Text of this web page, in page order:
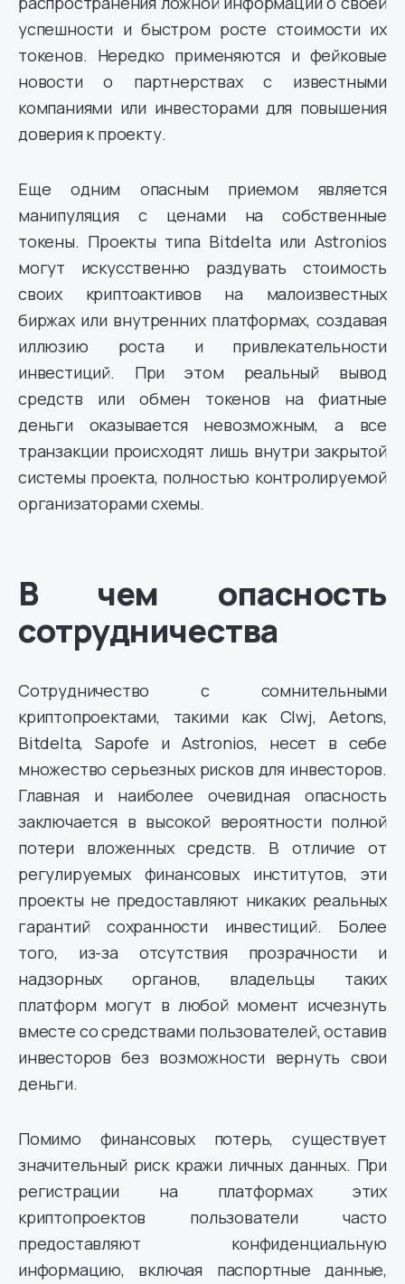
успешности и быстром росте стоимости их
токенов. Нередко применяются и фейковые
новости о партнерствах с известными
компаниями или инвесторами для повышения
доверия к проекту.
Еще одним опасным приемом является
манипуляция с ценами на собственные
токены. Проекты типа Bitdelta или Astronios
могут искусственно раздувать стоимость
своих криптоактивов на малоизвестных
биржах или внутренних платформах, создавая
иллюзию роста и привлекательности
инвестиций. При этом реальный вывод
средств или обмен токенов на фиатные
деньги оказывается невозможным, а все
транзакции происходят лишь внутри закрытой
системы проекта, полностью контролируемой
организаторами схемы.
В чем опасность
сотрудничества
Сотрудничество с сомнительными
криптопроектами, такими как Clwj, Aetons,
Bitdelta, Sapofe и Astronios, несет в себе
множество серьезных рисков для инвесторов.
Главная и наиболее очевидная опасность
заключается в высокой вероятности полной
потери вложенных средств. В отличие от
регулируемых финансовых институтов, эти
проекты не предоставляют никаких реальных
гарантий сохранности инвестиций. Более
того, из-за отсутствия прозрачности и
надзорных органов, владельцы таких
платформ могут в любой момент исчезнуть
вместе со средствами пользователей, оставив
инвесторов без возможности вернуть свои
деньги.
Помимо финансовых потерь, существует
значительный риск кражи личных данных. При
регистрации на платформах этих
криптопроектов пользователи часто
предоставляют конфиденциальную
информацию, включая паспортные данные,